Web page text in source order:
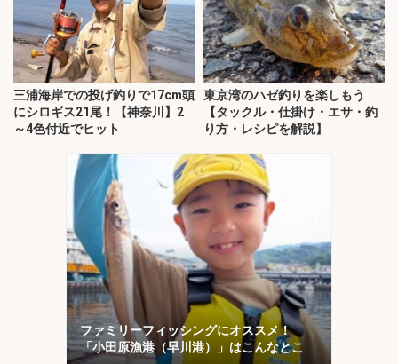
三浦海岸での投げ釣りで17cm頭
にシロギス21尾！【神奈川】2
～4色付近でヒット
東京湾のハゼ釣りを楽しもう
【タックル・仕掛け・エサ・釣
り方・レシピを解説】
ファミリーフィッシングにオススメ！
「小田原漁港（早川港）」はこんなとこ